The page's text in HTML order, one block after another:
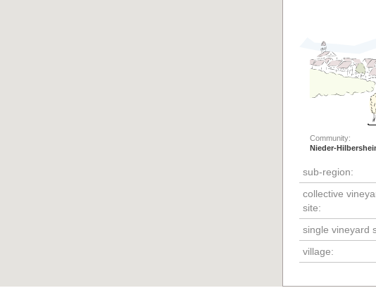
Community:
Nieder-
sub-region:
collective
site:
single vineyard
village: